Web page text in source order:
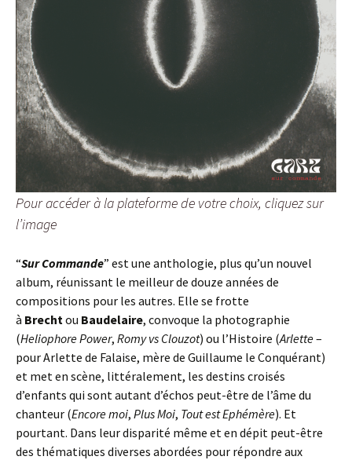
Pour accéder à la plateforme de votre choix, cliquez sur
l’image
“Sur Commande” est une anthologie, plus qu’un nouvel
album, réunissant le meilleur de douze années de
compositions pour les autres. Elle se frotte
à Brecht ou Baudelaire, convoque la photographie
(Heliophore Power, Romy vs Clouzot) ou l’Histoire (Arlette–
pour Arlette de Falaise, mère de Guillaume le Conquérant)
et met en scène, littéralement, les destins croisés
d’enfants qui sont autant d’échos peut-être de l’âme du
chanteur (Encore moi, Plus Moi, Tout est Ephémère). Et
pourtant. Dans leur disparité même et en dépit peut-être
des thématiques diverses abordées pour répondre aux